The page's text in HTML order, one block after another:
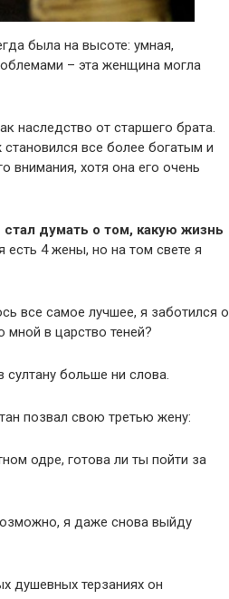
была на высоте: умная,
– эта женщина могла
наследство от старшего брата.
все более богатым и
внимания, хотя она его очень
думать о том, какую жизнь
4 жены, но на том свете я
все самое лучшее, я заботился о
мной в царство теней?
больше ни слова.
позвал свою третью жену:
одре, готова ли ты пойти за
я даже снова выйду
душевных терзаниях он